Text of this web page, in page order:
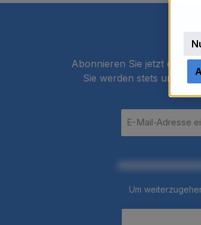
Abonnieren Sie jetzt
Sie werden stets unter
Mail-
Um